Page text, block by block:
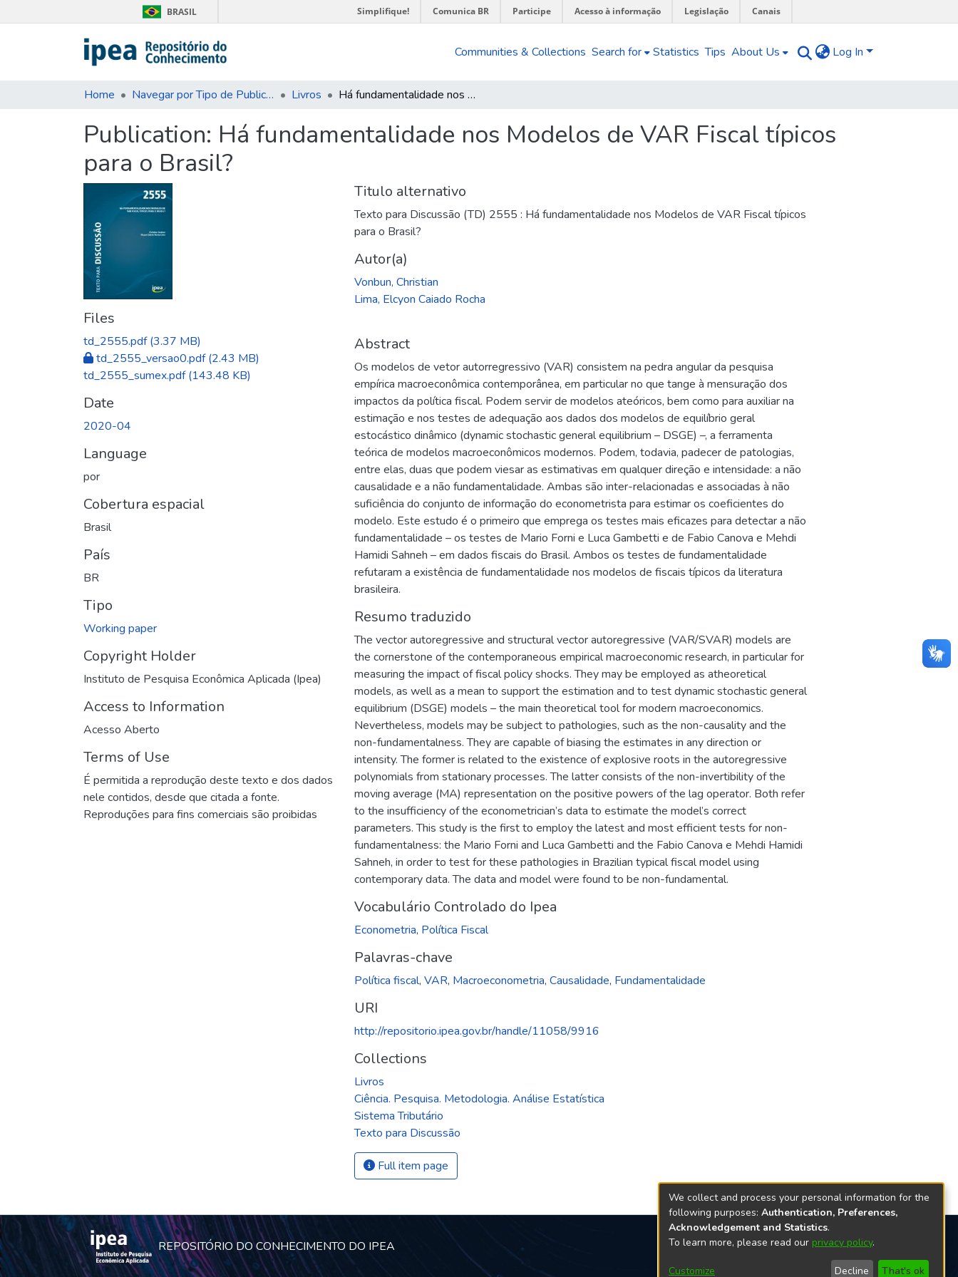
BRASIL Simplifique! Comunica BR Participe Acesso à informação Legislação Canais
Communities & Collections Search for Statistics Tips About Us Log In
Home Navegar por Tipo de Publicação Livros Há fundamentalidade nos Modelos de VAR Fiscal típicos para o Brasil?
Publication: Há fundamentalidade nos Modelos de VAR Fiscal típicos
para o Brasil?
Files
td_2555.pdf(3.37 MB)
td_2555_versao0.pdf(2.43 MB)
td_2555_sumex.pdf(143.48 KB)
Date
2020-04
Language
por
Cobertura espacial
Brasil
País
BR
Tipo
Working paper
Copyright Holder
Instituto de Pesquisa Econômica Aplicada (Ipea)
Access to Information
Acesso Aberto
Terms of Use
É permitida a reprodução deste texto e dos dados
nele contidos, desde que citada a fonte.
Reproduções para fins comerciais são proibidas
Titulo alternativo
Texto para Discussão (TD) 2555 : Há fundamentalidade nos Modelos de VAR Fiscal típicos
para o Brasil?
Autor(a)
Vonbun, Christian
Lima, Elcyon Caiado Rocha
Abstract
Os modelos de vetor autorregressivo (VAR) consistem na pedra angular da pesquisa
empírica macroeconômica contemporânea, em particular no que tange à mensuração dos
impactos da política fiscal. Podem servir de modelos ateóricos, bem como para auxiliar na
estimação e nos testes de adequação aos dados dos modelos de equilíbrio geral
estocástico dinâmico (dynamic stochastic general equilibrium – DSGE) –, a ferramenta
teórica de modelos macroeconômicos modernos. Podem, todavia, padecer de patologias,
entre elas, duas que podem viesar as estimativas em qualquer direção e intensidade: a não
causalidade e a não fundamentalidade. Ambas são inter-relacionadas e associadas à não
suficiência do conjunto de informação do econometrista para estimar os coeficientes do
modelo. Este estudo é o primeiro que emprega os testes mais eficazes para detectar a não
fundamentalidade – os testes de Mario Forni e Luca Gambetti e de Fabio Canova e Mehdi
Hamidi Sahneh – em dados fiscais do Brasil. Ambos os testes de fundamentalidade
refutaram a existência de fundamentalidade nos modelos de fiscais típicos da literatura
brasileira.
Resumo traduzido
The vector autoregressive and structural vector autoregressive (VAR/SVAR) models are
the cornerstone of the contemporaneous empirical macroeconomic research, in particular for
measuring the impact of fiscal policy shocks. They may be employed as atheoretical
models, as well as a mean to support the estimation and to test dynamic stochastic general
equilibrium (DSGE) models – the main theoretical tool for modern macroeconomics.
Nevertheless, models may be subject to pathologies, such as the non-causality and the
non-fundamentalness. They are capable of biasing the estimates in any direction or
intensity. The former is related to the existence of explosive roots in the autoregressive
polynomials from stationary processes. The latter consists of the non-invertibility of the
moving average (MA) representation on the positive powers of the lag operator. Both refer
to the insufficiency of the econometrician’s data to estimate the model’s correct
parameters. This study is the first to employ the latest and most efficient tests for non-
fundamentalness: the Mario Forni and Luca Gambetti and the Fabio Canova e Mehdi Hamidi
Sahneh, in order to test for these pathologies in Brazilian typical fiscal model using
contemporary data. The data and model were found to be non-fundamental.
Vocabulário Controlado do Ipea
Econometria, Política Fiscal
Palavras-chave
Política fiscal, VAR, Macroeconometria, Causalidade, Fundamentalidade
URI
http://repositorio.ipea.gov.br/handle/11058/9916
Collections
Livros
Ciência. Pesquisa. Metodologia. Análise Estatística
Sistema Tributário
Texto para Discussão
Full item page
REPOSITÓRIO DO CONHECIMENTO DO IPEA
Redes sociais
We collect and process your personal information for the
following purposes: Authentication, Preferences,
Acknowledgement and Statistics.
To learn more, please read our privacy policy.
Customize Decline That's ok